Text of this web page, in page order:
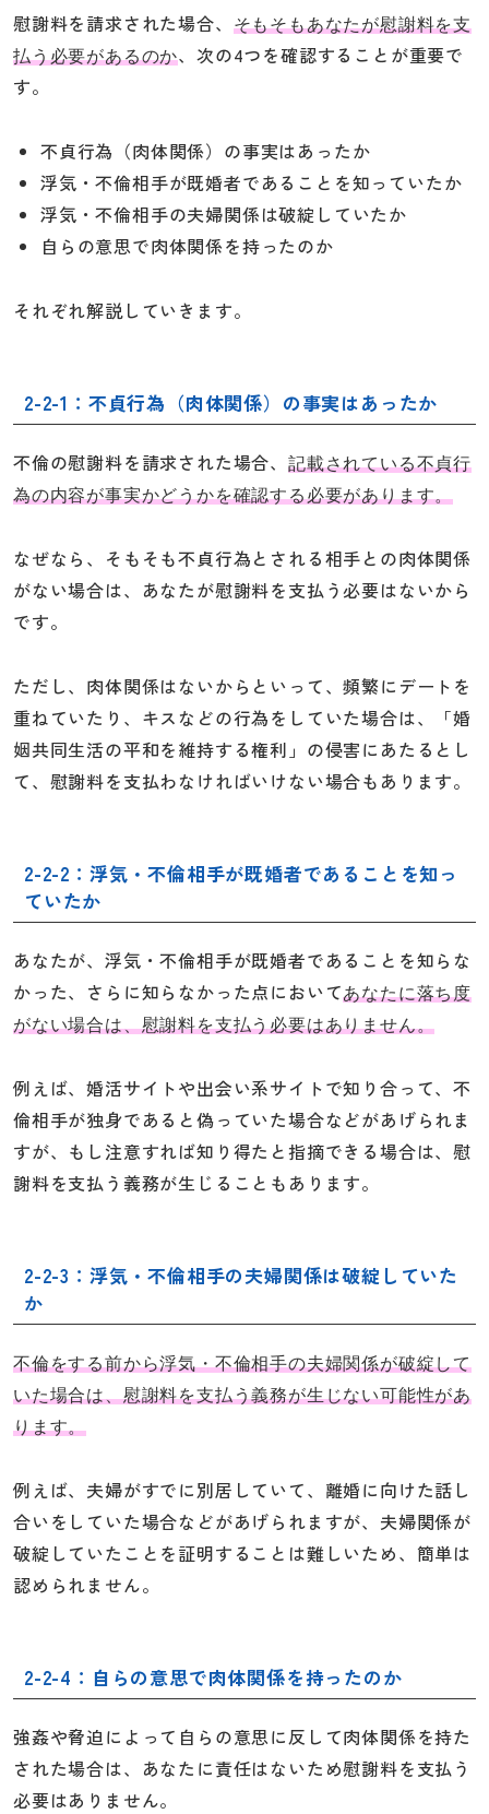
慰謝料を請求された場合、
そもそもあなたが慰謝料を支
払う必要があるのか、次の4つを確認することが重要で
す。
不貞行為（肉体関係）の事実はあったか
浮気・不倫相手が既婚者であることを知っていたか
浮気・不倫相手の夫婦関係は破綻していたか
自らの意思で肉体関係を持ったのか
それぞれ解説していきます。
2-2-1：不貞行為（肉体関係）の事実はあったか
不倫の慰謝料を請求された場合、
記載されている不貞行
為の内容が事実かどうかを確認する必要があります。
なぜなら、そもそも不貞行為とされる相手との肉体関係
がない場合は、あなたが慰謝料を支払う必要はないから
です。
ただし、肉体関係はないからといって、頻繁にデートを
重ねていたり、キスなどの行為をしていた場合は、「婚
姻共同生活の平和を維持する権利」の侵害にあたるとし
て、慰謝料を支払わなければいけない場合もあります。
2-2-2：浮気・不倫相手が既婚者であることを知っ
ていたか
あなたが、浮気・不倫相手が既婚者であることを知らな
かった、さらに知らなかった点においてあなたに落ち度
がない場合は、慰謝料を支払う必要はありません。
例えば、婚活サイトや出会い系サイトで知り合って、不
倫相手が独身であると偽っていた場合などがあげられま
すが、もし注意すれば知り得たと指摘できる場合は、慰
謝料を支払う義務が生じることもあります。
2-2-3：浮気・不倫相手の夫婦関係は破綻していた
か
不倫をする前から浮気・不倫相手の夫婦関係が破綻して
いた場合は、慰謝料を支払う義務が生じない可能性があ
ります。
例えば、夫婦がすでに別居していて、離婚に向けた話し
合いをしていた場合などがあげられますが、夫婦関係が
破綻していたことを証明することは難しいため、簡単は
認められません。
2-2-4：自らの意思で肉体関係を持ったのか
強姦や脅迫によって自らの意思に反して肉体関係を持た
された場合は、あなたに責任はないため慰謝料を支払う
必要はありません。